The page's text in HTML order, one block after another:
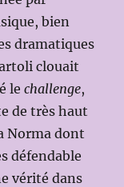
bien
dramatiques
clouait
lechallenge,
de très haut
Norma dont
défendable
vérité dans